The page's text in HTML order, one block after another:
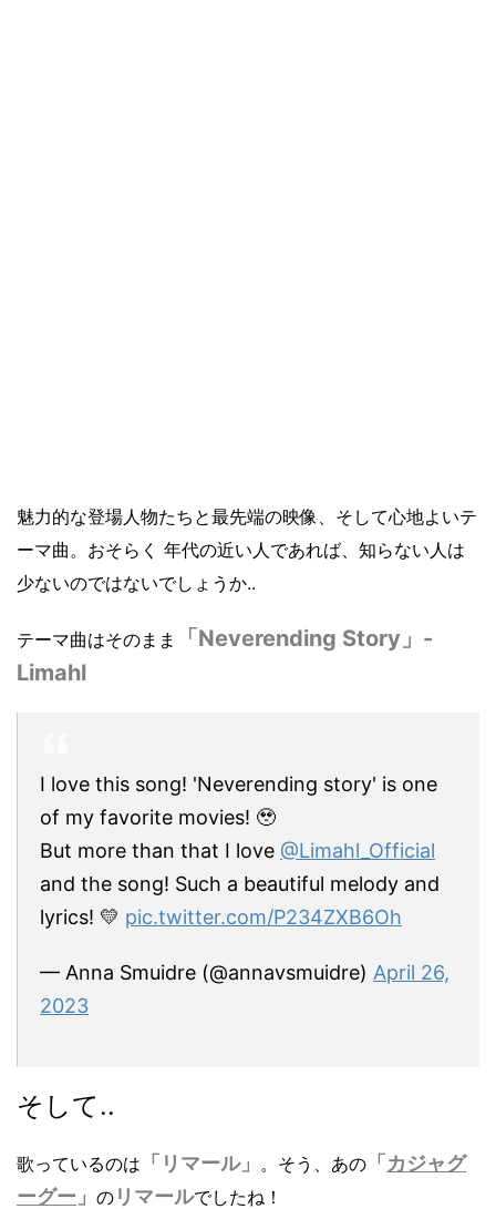
魅力的な登場人物たちと最先端の映像、そして心地よいテ
ーマ曲。 おそらく 年代の近い人であれば、知らない人は
少ないのではないでしょうか..
テーマ曲はそのまま
「Neverending Story」-
Limahl
I love this song! 'Neverending story' is one
of my favorite movies! 🥹
But more than that I love @Limahl_Official
and the song! Such a beautiful melody and
lyrics! 💛 pic.twitter.com/P234ZXB6Oh
— Anna Smuidre (@annavsmuidre) April 26,
2023
そして..
歌っているのは 「リマール」 。 そう、あの 「カジャグ
ーグー 」 の リマールでしたね！